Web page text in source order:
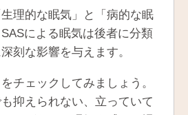
理的な眠気」と「病的な眠
による眠気は後者に分類
刻な影響を与えます。
チェックしてみましょう。
抑えられない、立っていて